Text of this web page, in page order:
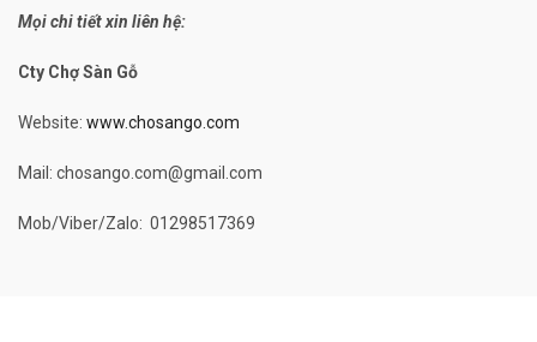
Mọi chi tiết xin liên hệ:
Cty Chợ Sàn Gỗ
Website: www.chosango.com
Mail: chosango.com@gmail.com
Mob/Viber/Zalo: 01298517369